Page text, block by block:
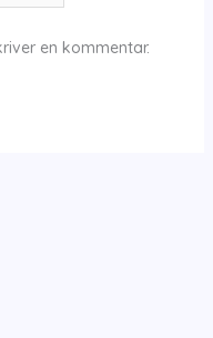
en kommentar.